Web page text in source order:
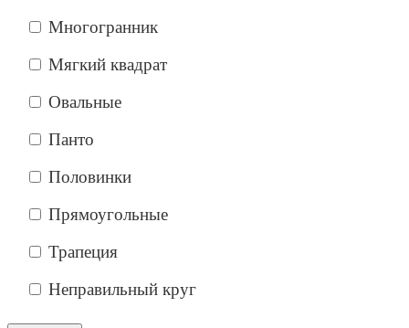
Многогранник
Мягкий квадрат
Овальные
Панто
Половинки
Прямоугольные
Трапеция
Неправильный круг